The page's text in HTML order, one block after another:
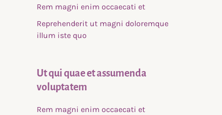
Rem magni enim occaecati et
Reprehenderit ut magni doloremque
illum iste quo
Ut qui quae et assumenda
voluptatem
Rem magni enim occaecati et